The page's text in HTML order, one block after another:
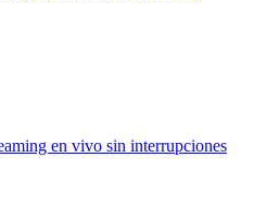
en vivo sin interrupciones